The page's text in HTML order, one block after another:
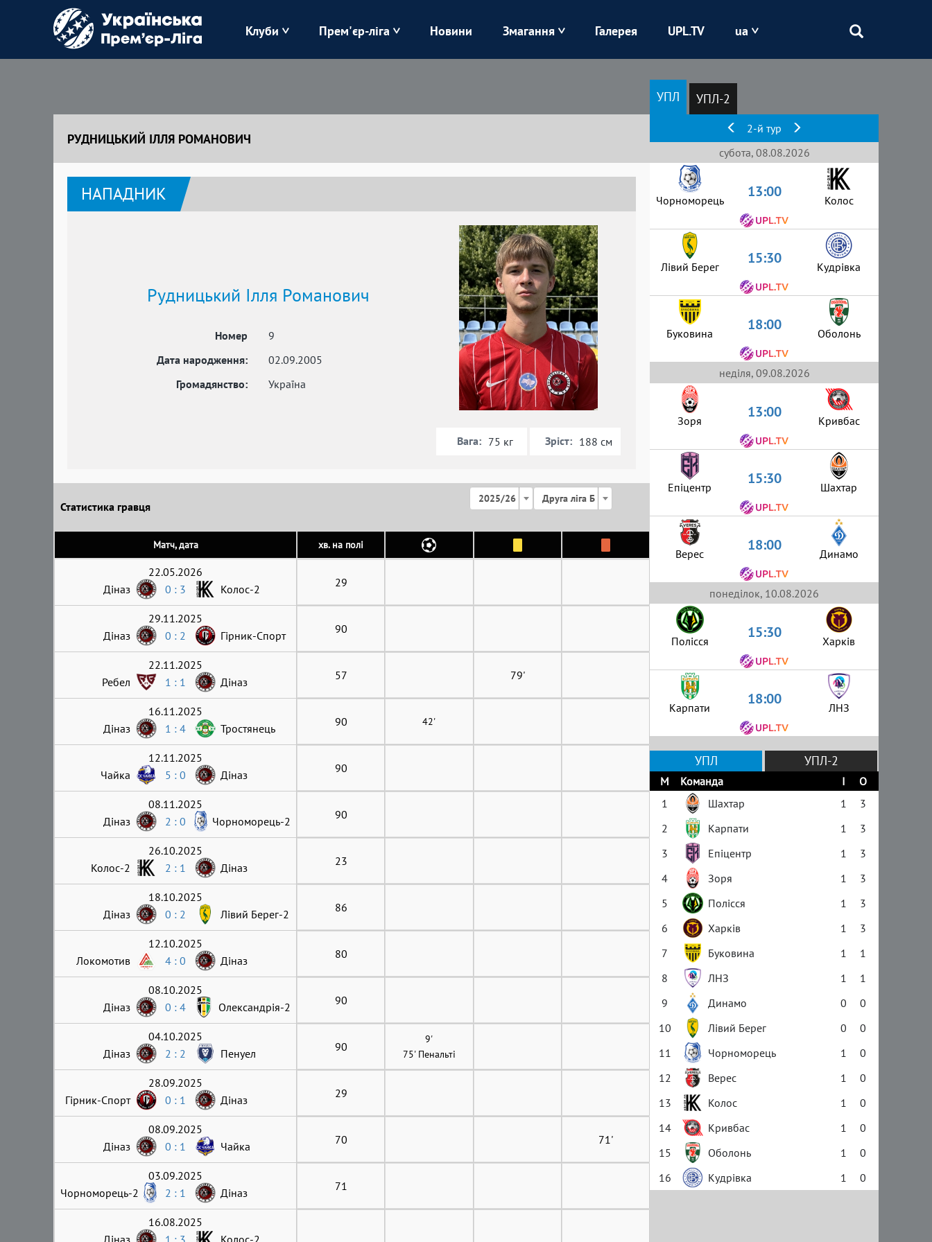
Клуби
Зоря Карпати Колос Кривбас
Оболонь
Полісся
Прем'єр-ліга Новини Змагання Галерея UPL.TV ua
РУДНИЦЬКИЙ ІЛЛЯ РОМАНОВИЧ
НАПАДНИК
Рудницький Ілля Романович
Номер
9
Дата народження:
02.09.2005
Громадянство:
Україна
Вага: 75 кг Зріст: 188 см
Статистика гравця
2025/26 Друга ліга Б
Матч, дата хв. на полі
22.05.2026
Діназ
0 : 3 Колос-2 29
29.11.2025
Діназ
0 : 2 Гірник-Cпорт 90
22.11.2025
Ребел
1 : 1 Діназ 57 79'
16.11.2025
Діназ
1 : 4 Тростянець 90 42'
12.11.2025
Чайка
5 : 0 Діназ 90
08.11.2025
Діназ
2 : 0 Чорноморець-2 90
26.10.2025
Колос-2
2 : 1 Діназ 23
18.10.2025
Діназ
0 : 2 Лівий Берег-2 86
12.10.2025
Локомотив
4 : 0 Діназ 80
08.10.2025
Діназ
0 : 4 Олександрія-2 90
04.10.2025
Діназ
2 : 2 Пенуел 90
9'
75' Пенальті
28.09.2025
Гірник-Cпорт
0 : 1 Діназ 29
08.09.2025
Діназ
0 : 1 Чайка 70 71'
03.09.2025
Чорноморець-2
2 : 1 Діназ 71
16.08.2025
Діназ
1 : 3 Колос-2
УПЛ УПЛ-2
2-й тур
субота, 08.08.2026
Чорноморець 13:00 Колос
Лівий Берег 15:30 Кудрівка
Буковина 18:00 Оболонь
неділя, 09.08.2026
Зоря 13:00 Кривбас
Епіцентр 15:30 Шахтар
Верес 18:00 Динамо
понеділок, 10.08.2026
Полісся 15:30 Харків
Карпати 18:00 ЛНЗ
УПЛ УПЛ-2
М Команда І
О
1
Шахтар 1
3
2
Карпати 1
3
3
Епіцентр 1
3
4
Зоря 1
3
5
Полісся 1
3
6
Харків 1
3
7
Буковина 1
1
8
ЛНЗ 1
1
9
Динамо 0
0
10
Лівий Берег 0
0
11
Чорноморець 1
0
12
Верес 1
0
13
Колос 1
0
14
Кривбас 1
0
15
Оболонь 1
0
16
Кудрівка 1 0